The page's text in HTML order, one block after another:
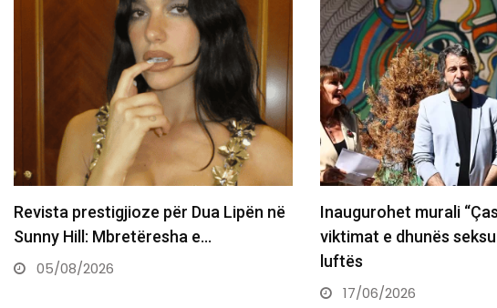
Revista prestigjioze për Dua Lipën në
Sunny Hill: Mbretëresha e…
05/08/2026
​Inaugurohet murali
viktimat e dhunës
luftës
17/06/2026